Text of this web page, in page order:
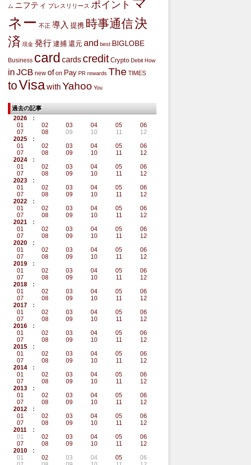
ム ニフティ プレスリリース ポイント
ネー 不正 導入 提携 時事通信決
済 現金 発行 逮捕 還元and best BIGLOBE
Business card cards credit Crypto Debit How
in JCB new of on Pay PR rewards The TIMES
toVisawith Yahoo You
過去の記事
2026
:
01
02 03 04 05
06
07
08 09 10 11
12
2025
:
01
02 03 04 05
06
07
08 09 10 11
12
2024
:
01
02 03 04 05
06
07
08 09 10 11
12
2023
:
01
02 03 04 05
06
07
08 09 10 11
12
2022
:
01
02 03 04 05
06
07
08 09 10 11
12
2021
:
01
02 03 04 05
06
07
08 09 10 11
12
2020
:
01
02 03 04 05
06
07
08 09 10 11
12
2019
:
01
02 03 04 05
06
07
08 09 10 11
12
2018
:
01
02 03 04 05
06
07
08 09 10 11
12
2017
:
01
02 03 04 05
06
07
08 09 10 11
12
2016
:
01
02 03 04 05
06
07
08 09 10 11
12
2015
:
01
02 03 04 05
06
07
08 09 10 11
12
2014
:
01
02 03 04 05
06
07
08 09 10 11
12
2013
:
01
02 03 04 05
06
07
08 09 10 11
12
2012
:
01
02 03 04 05
06
07
08 09 10 11
12
2011
:
01
02 03 04 05
06
07
08 09 10 11
12
2010
:
01
02 03 04 05
06